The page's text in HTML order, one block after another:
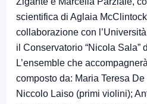
scientifica di Aglaia
collaborazione con
il Conservatorio “Nicola Sala”
L’ensemble che
composto da: Maria Teresa
Niccolo Laiso (primi violini);